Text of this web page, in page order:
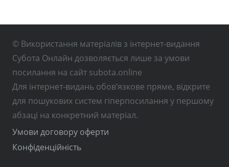
© Використання матеріалів з інтернет-видання
Субота Онлайн дозволяється лише за умови
посилання на сайт subota.online
Для інтернет-видань обов’язкове пряме, відкрите
для пошукових систем гіперпосилання у першому
абзаці на конкретний матеріал.
Умови договору оферти
Конфіденційність